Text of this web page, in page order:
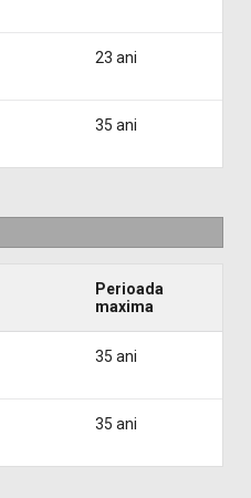
23 ani
35 ani
Perioada
maxima
35 ani
35 ani